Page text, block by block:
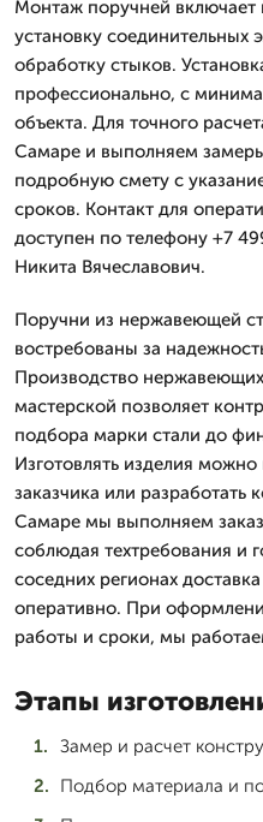
Монтаж поручней
установку
обработку стыков.
профессионально, с
объекта. Для точного
Самаре и выполняем
подробную смету с
сроков. Контакт для
доступен по телефону +7
Никита Вячеславович.
Поручни из нержавеющей
востребованы за
Производство
мастерской позволяет
подбора марки стали до
Изготовлять изделия
заказчика или разработать
Самаре мы выполняем
соблюдая техтребования и
соседних регионах
оперативно. При
работы и сроки, мы
Этапы
Замер и расчет
Подбор материала и